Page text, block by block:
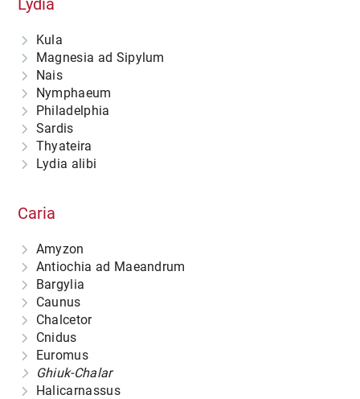
Lydia
Kula
Magnesia ad Sipylum
Nais
Nymphaeum
Philadelphia
Sardis
Thyateira
Lydia alibi
Caria
Amyzon
Antiochia ad Maeandrum
Bargylia
Caunus
Chalcetor
Cnidus
Euromus
Ghiuk-Chalar
Halicarnassus